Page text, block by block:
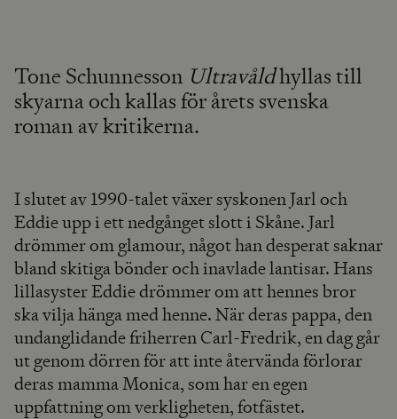
Tone Schunnesson Ultravåldhyllas till
skyarna och kallas för årets svenska
roman av kritikerna.
I slutet av 1990-talet växer syskonen Jarl och
Eddie upp i ett nedgånget slott i Skåne. Jarl
drömmer om glamour, något han desperat saknar
bland skitiga bönder och inavlade lantisar. Hans
lillasyster Eddie drömmer om att hennes bror
ska vilja hänga med henne. När deras pappa, den
undanglidande friherren Carl-Fredrik, en dag går
ut genom dörren för att inte återvända förlorar
deras mamma Monica, som har en egen
uppfattning om verkligheten, fotfästet.